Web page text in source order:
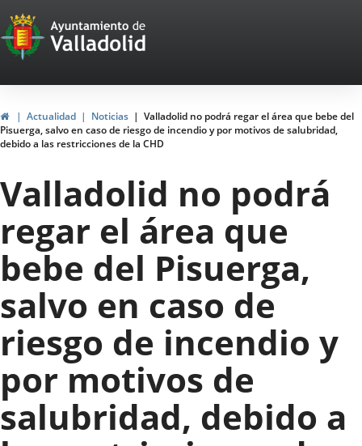
Portal
Web
del
Ayuntamiento
de
Valladolid
InicioActualidad Noticias
Valladolid no podrá regar el área que bebe del
Pisuerga, salvo en caso de riesgo de incendio y por motivos de salubridad,
debido a las restricciones de la CHD
Valladolid no podrá
regar el área que
bebe del Pisuerga,
salvo en caso de
riesgo de incendio y
por motivos de
salubridad, debido a